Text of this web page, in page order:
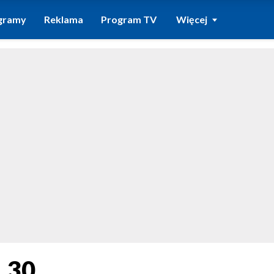
Reklama Program TV Więcej